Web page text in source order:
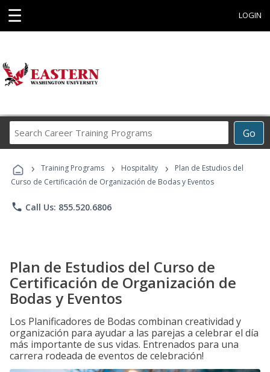
☰ LOGIN
Go
Career
Programs
› Training Programs › Hospitality ›
Plan de Estudios del
Curso de Certificación de Organización de Bodas y Eventos
phone Call Us: 855.520.6806
Plan de Estudios del Curso de
Certificación de Organización de
Bodas y Eventos
Los Planificadores de Bodas combinan creatividad y
organización para ayudar a las parejas a celebrar el día
más importante de sus vidas. Entrenados para una
carrera rodeada de eventos de celebración!